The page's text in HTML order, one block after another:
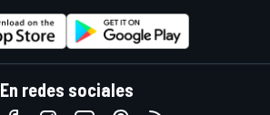
En redes sociales